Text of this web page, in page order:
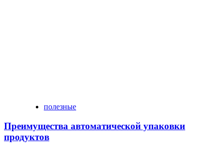
полезные
Преимущества автоматической упаковки
продуктов